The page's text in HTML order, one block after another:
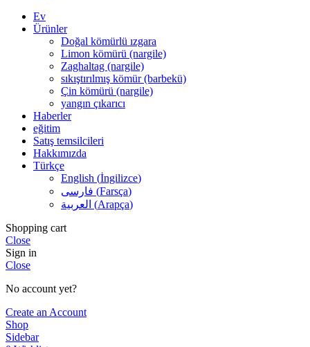
Ev
Ürünler
Doğal kömürlü ızgara
Limon kömürü (nargile)
Zaghaltag (nargile)
sıkıştırılmış kömür (barbekü)
Çin kömürü (nargile)
yangın çıkarıcı
Haberler
eğitim
Satış temsilcileri
Hakkımızda
Türkçe
English (İngilizce)
فارسی (Farsça)
العربية (Arapça)
Shopping cart
Close
Sign in
Close
No account yet?
Create an Account
Shop
Sidebar